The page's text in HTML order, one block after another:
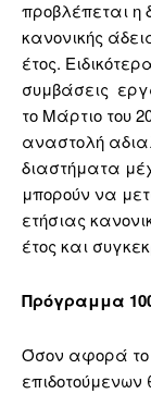
προβλέπεται η
κανονικής
έτος.
συμβάσεις
το Μάρτιο του
αναστολή
διαστήματα
μπορούν να
ετήσιας
έτος και
Πρόγραμμα
Όσον αφορά το
επιδοτούμενων